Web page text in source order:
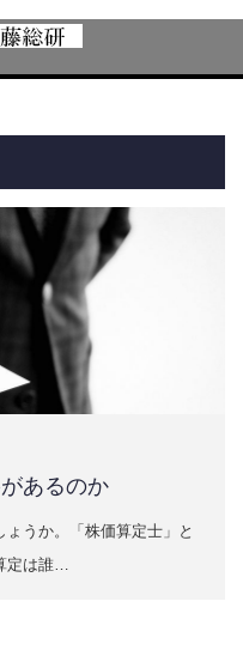
あるのか
うか。「株価算定士」と
定は誰…